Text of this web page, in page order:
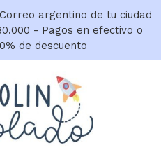
argentino de tu ciudad
- Pagos en efectivo o
de descuento